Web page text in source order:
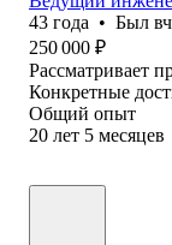
43 года • Был
250 000 ₽
Рассматривает
Конкретные
Общий опыт
20 лет 5 месяцев